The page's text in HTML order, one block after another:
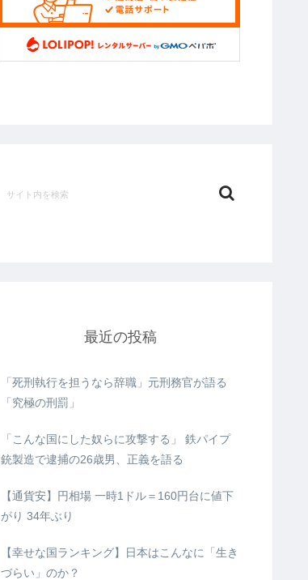
最近の投稿
「死刑執行を担うなら辞職」元刑務官が語る
「究極の刑罰」
「こんな国にした奴らに攻撃する」 鉄パイプ
銃製造で逮捕の26歳男、正義を語る
【通貨安】円相場 一時1ドル＝160円台に値下
がり 34年ぶり
【幸せな国ランキング】日本はこんなに「生き
づらい」のか？